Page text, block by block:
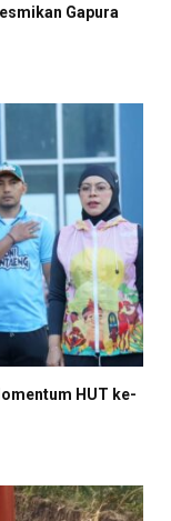
Gapura
HUT ke-